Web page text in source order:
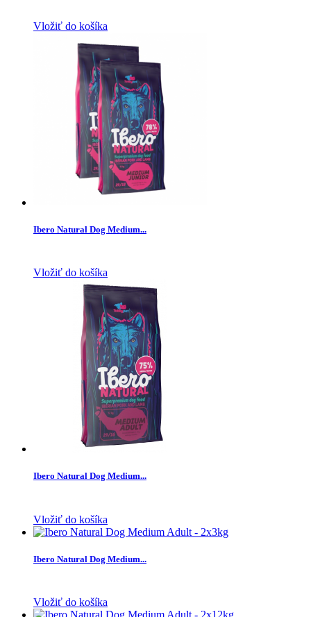
Vložiť do košíka
Ibero Natural Dog Medium...
Vložiť do košíka
Ibero Natural Dog Medium...
Vložiť do košíka
Ibero Natural Dog Medium...
Vložiť do košíka